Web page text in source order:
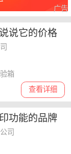
广告
说它的价格
查看详细
箱
功能的品牌
司